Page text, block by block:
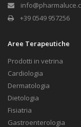
+39 0549 957256
Aree Terapeutiche
Prodotti in vetrina
Cardiologia
Dermatologia
Dietologia
Fisiatria
Gastroenterologia